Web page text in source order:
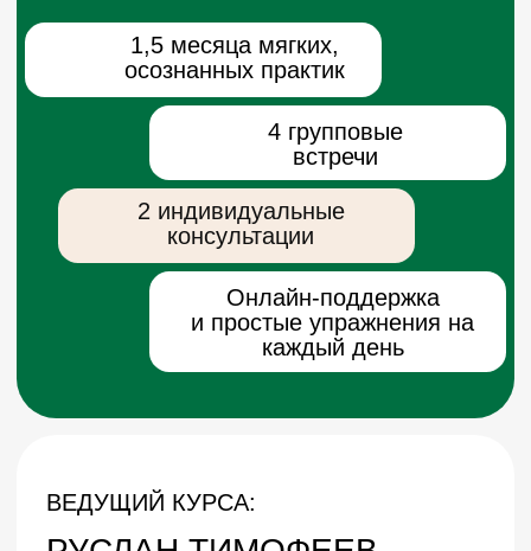
2 индивидуальные
консультации (по 30 мин)
Индивидуальная
консультация (30 мин)
23.000₽
Выбрать этот тариф
Выбрать этот тариф